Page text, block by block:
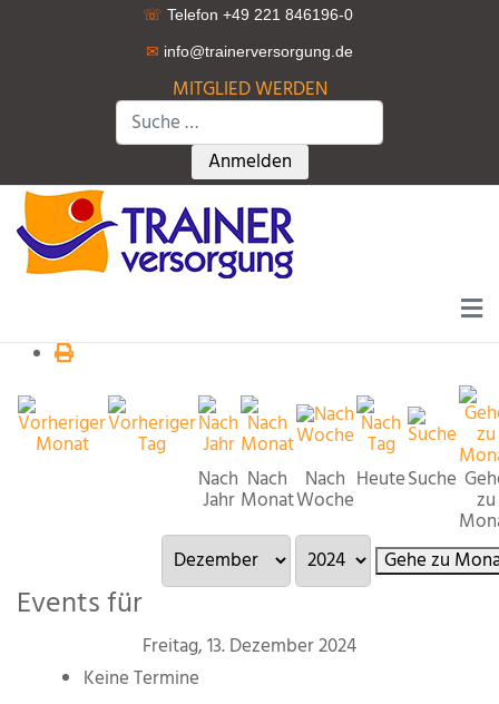
☏ Telefon +49 221 846196-0
✉ info@trainerversorgung.de
MITGLIED WERDEN
Suchen
Type 2 or more characters for
Anmelden
Nach
Jahr
Nach
Monat
Nach
Woche
HeuteSuche
zu
Gehe zu
Events für
Freitag, 13. Dezember 2024
Keine Termine